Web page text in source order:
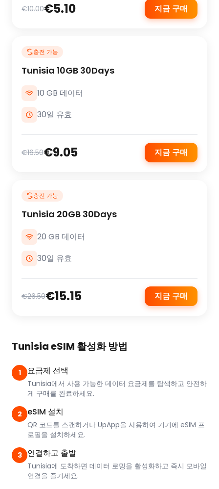
€10.00€5.10 지금 구매
충전 가능
Tunisia 10GB 30Days
10 GB 데이터
30일 유효
€16.50€9.05 지금 구매
충전 가능
Tunisia 20GB 30Days
20 GB 데이터
30일 유효
€26.50€15.15 지금 구매
Tunisia eSIM 활성화 방법
1 요금제 선택
Tunisia에서 사용 가능한 데이터 요금제를 탐색하고 안전하
게 구매를 완료하세요.
2 eSIM 설치
QR 코드를 스캔하거나 UpApp을 사용하여 기기에 eSIM 프
로필을 설치하세요.
3 연결하고 출발
Tunisia에 도착하면 데이터 로밍을 활성화하고 즉시 모바일
연결을 즐기세요.